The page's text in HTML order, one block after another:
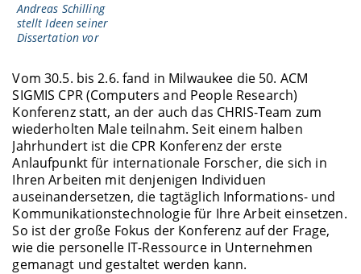
Andreas Schilling
stellt Ideen seiner
Dissertation vor
Vom 30.5. bis 2.6. fand in Milwaukee die 50. ACM
SIGMIS CPR (Computers and People Research)
Konferenz statt, an der auch das CHRIS-Team zum
wiederholten Male teilnahm. Seit einem halben
Jahrhundert ist die CPR Konferenz der erste
Anlaufpunkt für internationale Forscher, die sich in
Ihren Arbeiten mit denjenigen Individuen
auseinandersetzen, die tagtäglich Informations- und
Kommunikationstechnologie für Ihre Arbeit einsetzen.
So ist der große Fokus der Konferenz auf der Frage,
wie die personelle IT-Ressource in Unternehmen
gemanagt und gestaltet werden kann.